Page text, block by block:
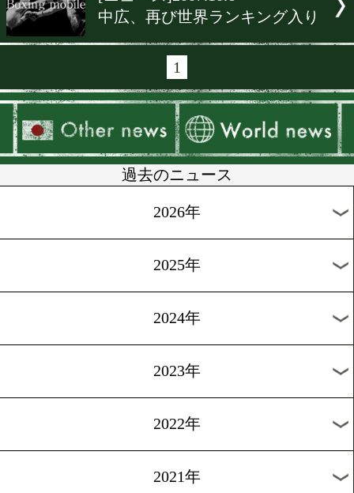
[ニュース]2008.9.28
日本ランキング、Sフライ
混迷!!
[ニュース]2008.11.28
WBAランキング、黒木に
[ニュース]2007.10.6
過去のニュース
2026年